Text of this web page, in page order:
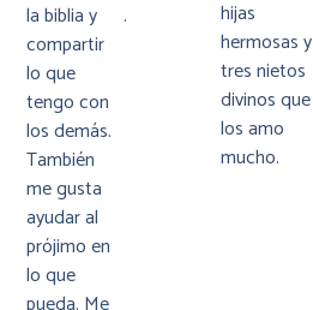
la biblia y
compartir
lo que
tengo con
los demás.
También
me gusta
ayudar al
prójimo en
lo que
.
hijas
hermosas y
tres nietos
divinos que
los amo
mucho.